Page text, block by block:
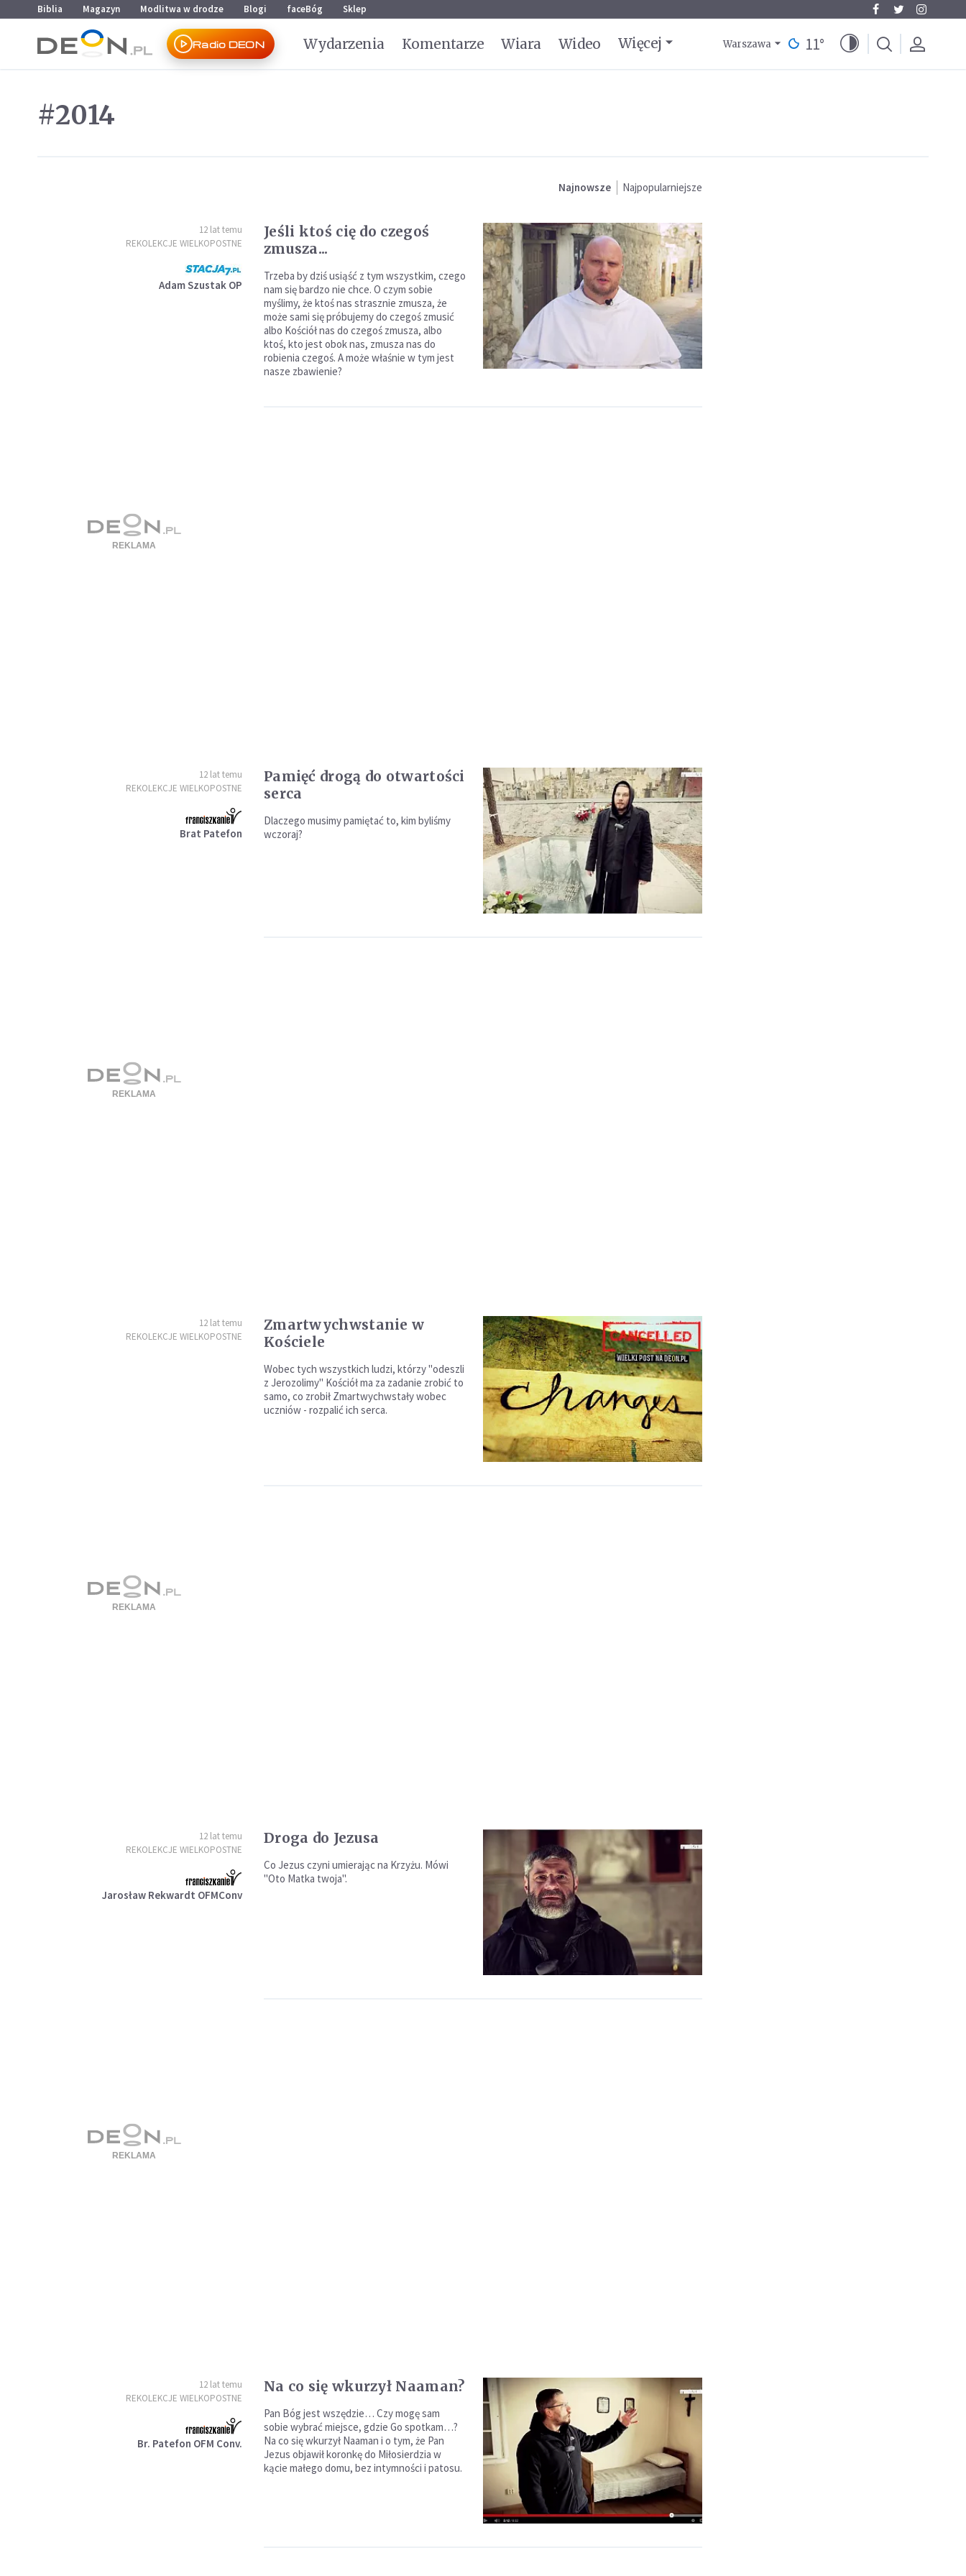
Przejdź do menu głównego
Przejdź do treści
Biblia Magazyn Modlitwa w drodze Blogi faceBóg Sklep
Radio DEON Wydarzenia Komentarze Wiara Wideo Więcej Warszawa 11°
#2014
Najnowsze Najpopularniejsze
12 lat temu
REKOLEKCJE WIELKOPOSTNE
Adam Szustak OP
Jeśli ktoś cię do czegoś
zmusza...
Trzeba by dziś usiąść z tym wszystkim, czego
nam się bardzo nie chce. O czym sobie
myślimy, że ktoś nas strasznie zmusza, że
może sami się próbujemy do czegoś zmusić
albo Kościół nas do czegoś zmusza, albo
ktoś, kto jest obok nas, zmusza nas do
robienia czegoś. A może właśnie w tym jest
nasze zbawienie?
12 lat temu
REKOLEKCJE WIELKOPOSTNE
Brat Patefon
Pamięć drogą do otwartości
serca
Dlaczego musimy pamiętać to, kim byliśmy
wczoraj?
12 lat temu
REKOLEKCJE WIELKOPOSTNE
Zmartwychwstanie w
Kościele
Wobec tych wszystkich ludzi, którzy "odeszli
z Jerozolimy" Kościół ma za zadanie zrobić to
samo, co zrobił Zmartwychwstały wobec
uczniów - rozpalić ich serca.
12 lat temu
REKOLEKCJE WIELKOPOSTNE
Jarosław Rekwardt OFMConv
Droga do Jezusa
Co Jezus czyni umierając na Krzyżu. Mówi
"Oto Matka twoja".
12 lat temu
REKOLEKCJE WIELKOPOSTNE
Br. Patefon OFM Conv.
Na co się wkurzył Naaman?
Pan Bóg jest wszędzie… Czy mogę sam
sobie wybrać miejsce, gdzie Go spotkam…?
Na co się wkurzył Naaman i o tym, że Pan
Jezus objawił koronkę do Miłosierdzia w
kącie małego domu, bez intymności i patosu.